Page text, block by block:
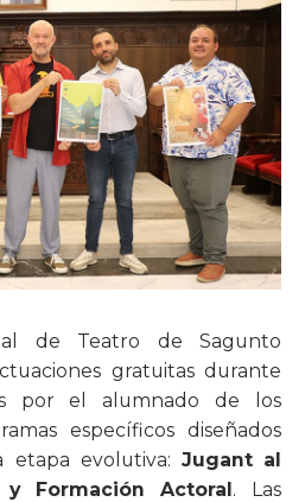
de Teatro de Sagunto
gratuitas durante
por el alumnado de los
específicos diseñados
etapa evolutiva: Jugant al
Formación Actoral. Las